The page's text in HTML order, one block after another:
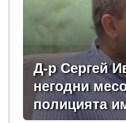
Д-р Сергей
негодни
полицията